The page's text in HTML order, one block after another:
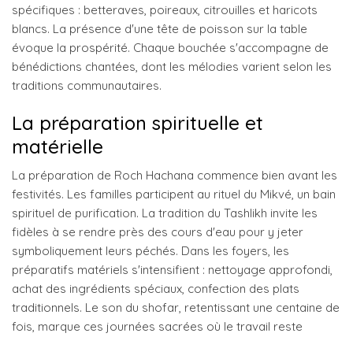
spécifiques : betteraves, poireaux, citrouilles et haricots
blancs. La présence d'une tête de poisson sur la table
évoque la prospérité. Chaque bouchée s'accompagne de
bénédictions chantées, dont les mélodies varient selon les
traditions communautaires.
La préparation spirituelle et
matérielle
La préparation de Roch Hachana commence bien avant les
festivités. Les familles participent au rituel du Mikvé, un bain
spirituel de purification. La tradition du Tashlikh invite les
fidèles à se rendre près des cours d'eau pour y jeter
symboliquement leurs péchés. Dans les foyers, les
préparatifs matériels s'intensifient : nettoyage approfondi,
achat des ingrédients spéciaux, confection des plats
traditionnels. Le son du shofar, retentissant une centaine de
fois, marque ces journées sacrées où le travail reste